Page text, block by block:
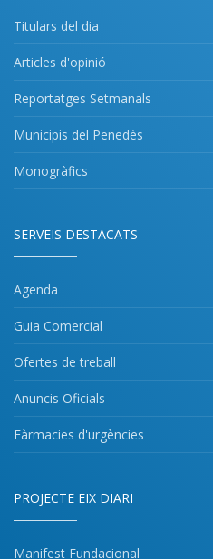
Titulars del dia
Articles d'opinió
Reportatges Setmanals
Municipis del Penedès
Monogràfics
SERVEIS DESTACATS
Agenda
Guia Comercial
Ofertes de treball
Anuncis Oficials
Fàrmacies d'urgències
PROJECTE EIX DIARI
Manifest Fundacional